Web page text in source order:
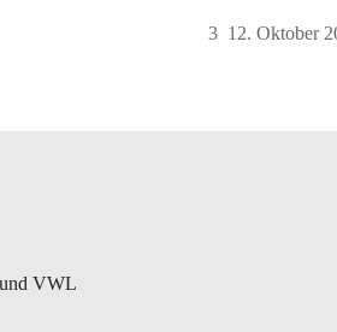
12. Oktober
3
VWL